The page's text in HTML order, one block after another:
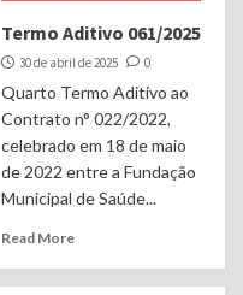
Termo Aditivo 061/2025
30 de abril de 2025 0
Quarto Termo Aditivo ao
Contrato n° 022/2022,
celebrado em 18 de maio
de 2022 entre a Fundação
Municipal de Saúde...
Read More